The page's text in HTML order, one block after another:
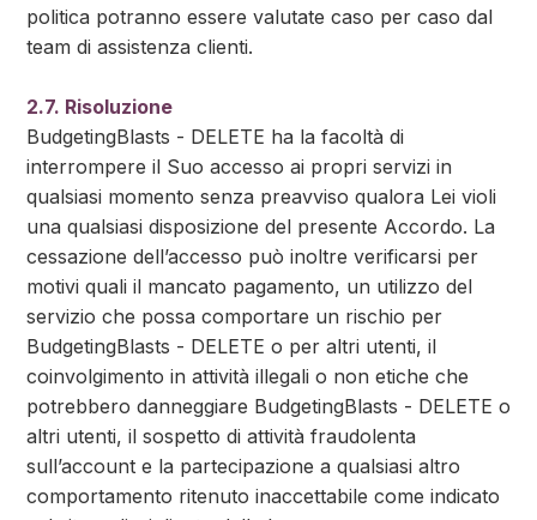
politica potranno essere valutate caso per caso dal
team di assistenza clienti.
2.7. Risoluzione
BudgetingBlasts - DELETE ha la facoltà di
interrompere il Suo accesso ai propri servizi in
qualsiasi momento senza preavviso qualora Lei violi
una qualsiasi disposizione del presente Accordo. La
cessazione dell’accesso può inoltre verificarsi per
motivi quali il mancato pagamento, un utilizzo del
servizio che possa comportare un rischio per
BudgetingBlasts - DELETE o per altri utenti, il
coinvolgimento in attività illegali o non etiche che
potrebbero danneggiare BudgetingBlasts - DELETE o
altri utenti, il sospetto di attività fraudolenta
sull’account e la partecipazione a qualsiasi altro
comportamento ritenuto inaccettabile come indicato